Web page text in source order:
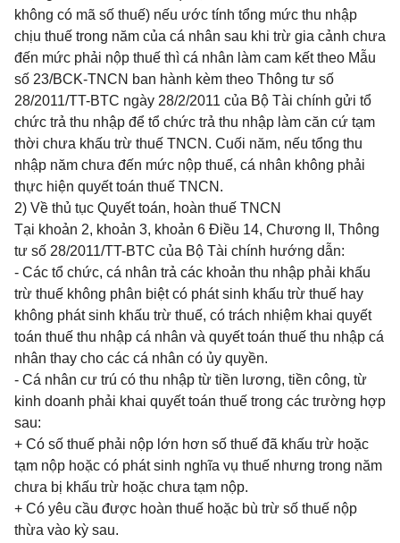
không có mã số thuế) nếu ước tính tổng mức thu nhập
chịu thuế trong năm của cá nhân sau khi trừ gia cảnh chưa
đến mức phải nộp thuế thì cá nhân làm cam kết theo Mẫu
số 23/BCK-TNCN ban hành kèm theo Thông tư số
28/2011/TT-BTC ngày 28/2/2011 của Bộ Tài chính gửi tổ
chức trả thu nhập để tổ chức trả thu nhập làm căn cứ tạm
thời chưa khấu trừ thuế TNCN. Cuối năm, nếu tổng thu
nhập năm chưa đến mức nộp thuế, cá nhân không phải
thực hiện quyết toán thuế TNCN.
2) Về thủ tục Quyết toán, hoàn thuế TNCN
Tại khoản 2, khoản 3, khoản 6 Điều 14, Chương II, Thông
tư số 28/2011/TT-BTC của Bộ Tài chính hướng dẫn:
- Các tổ chức, cá nhân trả các khoản thu nhập phải khấu
trừ thuế không phân biệt có phát sinh khấu trừ thuế hay
không phát sinh khấu trừ thuế, có trách nhiệm khai quyết
toán thuế thu nhập cá nhân và quyết toán thuế thu nhập cá
nhân thay cho các cá nhân có ủy quyền.
- Cá nhân cư trú có thu nhập từ tiền lương, tiền công, từ
kinh doanh phải khai quyết toán thuế trong các trường hợp
sau:
+ Có số thuế phải nộp lớn hơn số thuế đã khấu trừ hoặc
tạm nộp hoặc có phát sinh nghĩa vụ thuế nhưng trong năm
chưa bị khấu trừ hoặc chưa tạm nộp.
+ Có yêu cầu được hoàn thuế hoặc bù trừ số thuế nộp
thừa vào kỳ sau.